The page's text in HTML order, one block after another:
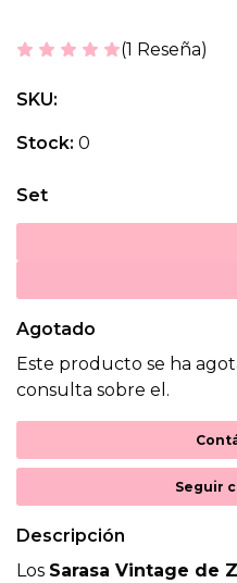
(1 Reseña)
SKU:
Stock: 0
Set
Agotado
Este producto se ha
consulta sobre el.
Seguir
Descripción
Los Sarasa Vintage de